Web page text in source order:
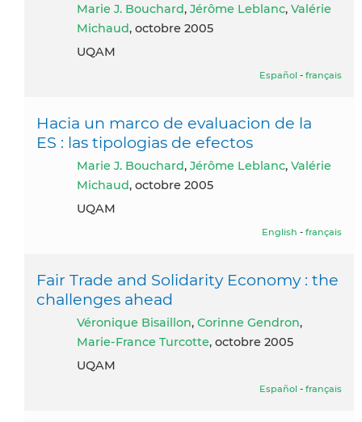
Marie J. Bouchard, Jérôme Leblanc, Valérie
Michaud, octobre 2005
UQAM
Español - français
Hacia un marco de evaluacion de la
ES : las tipologias de efectos
Marie J. Bouchard, Jérôme Leblanc, Valérie
Michaud, octobre 2005
UQAM
English - français
Fair Trade and Solidarity Economy : the
challenges ahead
Véronique Bisaillon, Corinne Gendron,
Marie-France Turcotte, octobre 2005
UQAM
Español - français